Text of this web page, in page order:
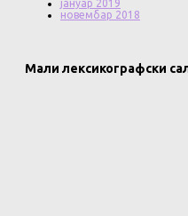
јануар 2019
новембар 2018
Мали лексикографски